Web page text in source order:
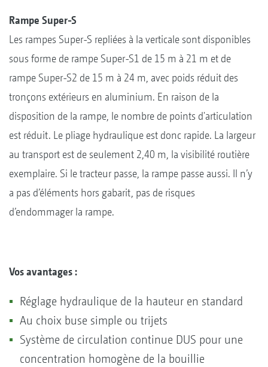
Rampe Super-S
Les rampes Super-S repliées à la verticale sont disponibles
sous forme de rampe Super-S1 de 15 m à 21 m et de
rampe Super-S2 de 15 m à 24 m, avec poids réduit des
tronçons extérieurs en aluminium. En raison de la
disposition de la rampe, le nombre de points d'articulation
est réduit. Le pliage hydraulique est donc rapide. La largeur
au transport est de seulement 2,40 m, la visibilité routière
exemplaire. Si le tracteur passe, la rampe passe aussi. Il n’y
a pas d’éléments hors gabarit, pas de risques
d’endommager la rampe.
Vos avantages :
Réglage hydraulique de la hauteur en standard
Au choix buse simple ou trijets
Système de circulation continue DUS pour une
concentration homogène de la bouillie